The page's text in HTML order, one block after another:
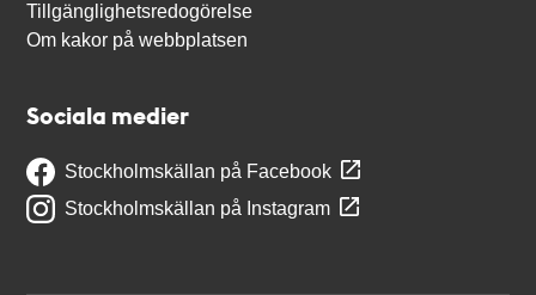
Tillgänglighetsredogörelse
Om kakor på webbplatsen
Sociala medier
Stockholmskällan på Facebook
Stockholmskällan på Instagram